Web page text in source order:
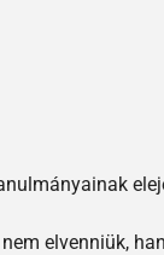
elvenniük,